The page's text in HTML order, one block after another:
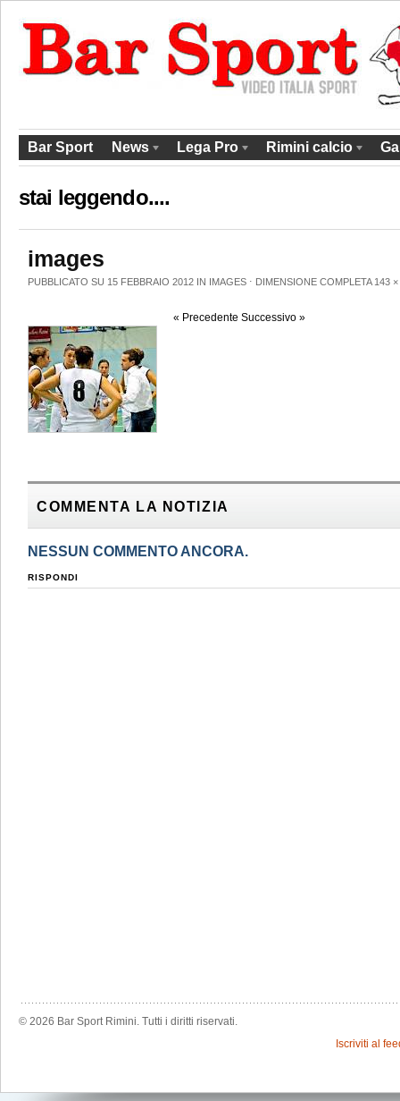
Bar Sport News Lega Pro Rimini calcio
stai leggendo....
images
PUBBLICATO SU 15 FEBBRAIO 2012 IN IMAGES ⋅ DIMENSIONE COMPLETA 143 ×
« Precedente Successivo »
COMMENTA LA NOTIZIA
NESSUN COMMENTO ANCORA.
RISPONDI
© 2026 Bar Sport Rimini. Tutti i diritti riservati.
Iscriviti al